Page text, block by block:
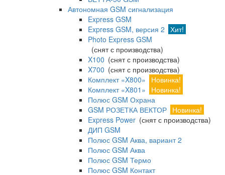
Автономная GSM сигнализация
Express GSM
Express GSM, версия 2 Хит!
Photo Express GSM
(снят с производства)
X100 (снят с производства)
X700 (снят с производства)
Комплект «X800»
Новинка!
Комплект «X801»
Новинка!
Полюс GSM Охрана
GSM РОЗЕТКА ВЕКТОР Новинка!
Express Power (снят с производства)
ДИП GSM
Полюс GSM Аква, вариант 2
Полюс GSM Аква
Полюс GSM Термо
Полюс GSM Контакт